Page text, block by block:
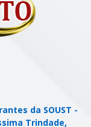
da SOUST -
Trindade,